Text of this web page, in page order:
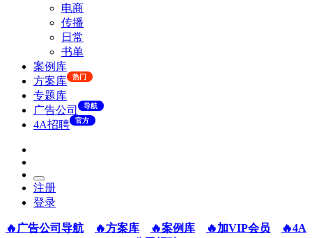
电商
传播
日常
书单
案例库
方案库
热门
专题库
广告公司
导航
4A招聘 官方
注册
登录
🔥广告公司导航 🔥方案库 🔥案例库 🔥加VIP会员
🔥4A